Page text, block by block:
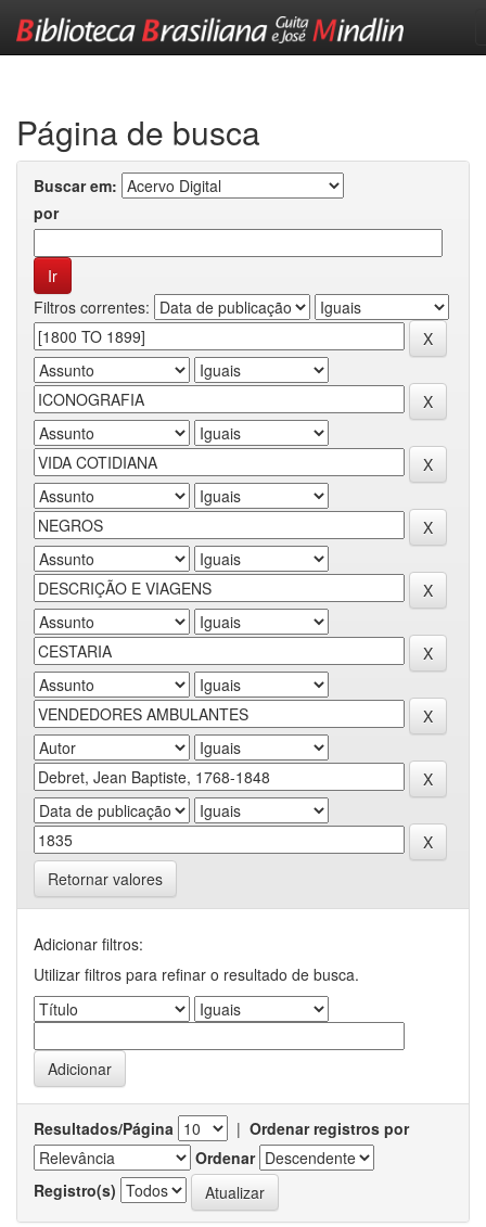
Página de busca
Buscar em:
por
Filtros correntes:
Retornar valores
Adicionar filtros:
Utilizar filtros para refinar o resultado de busca.
Resultados/Página | Ordenar registros por
Ordenar
Registro(s)